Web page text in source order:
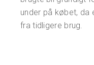
under på købet, da
fra tidligere brug.